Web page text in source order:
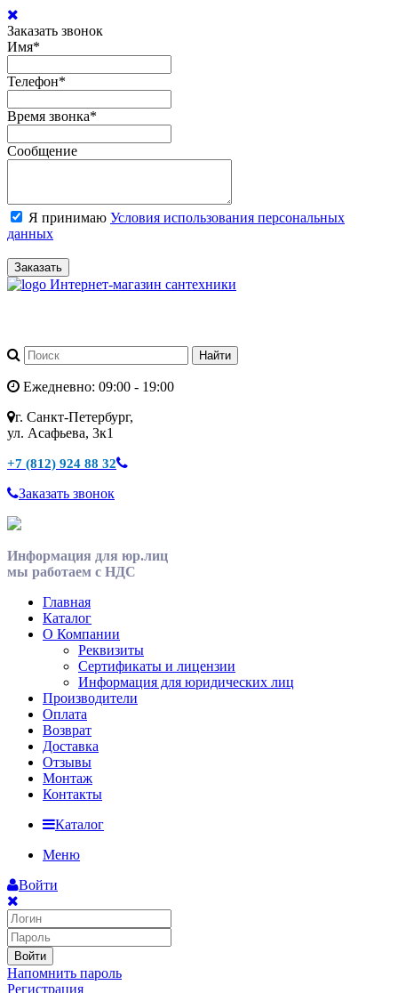
Заказать звонок
Имя*
Телефон*
Время звонка*
Сообщение
Я принимаю Условия использования персональных
данных
Заказать
Интернет-магазин сантехники
Ежедневно: 09:00 - 19:00
г. Санкт-Петербург,
ул. Асафьева, 3к1
+7 (812) 924 88 32
Заказать звонок
Информация для юр.лиц
мы работаем с НДС
Главная
Каталог
О Компании
Реквизиты
Сертификаты и лицензии
Информация для юридических лиц
Производители
Оплата
Возврат
Доставка
Отзывы
Монтаж
Контакты
Каталог
Меню
Войти
Войти
Напомнить пароль
Регистрация